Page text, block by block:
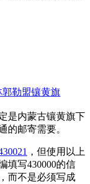
勒盟镶黄旗
是内蒙古镶黄旗下
的邮寄需要。
，但使用以上
填写430000的信
而不是必须写成